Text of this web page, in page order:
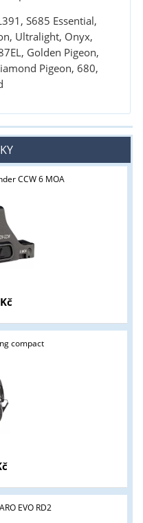
S685 Essential,
Ultralight, Onyx,
Golden Pigeon,
Pigeon, 680,
CCW 6 MOA
compact
EVO RD2